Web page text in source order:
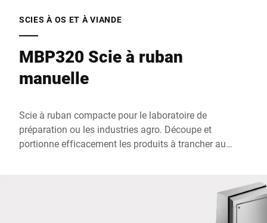
Code postal *
Pays *
SCIES À OS ET À VIANDE
MBP320 Scie à ruban
manuelle
Scie à ruban compacte pour le laboratoire de
préparation ou les industries agro. Découpe et
portionne efficacement les produits à trancher au